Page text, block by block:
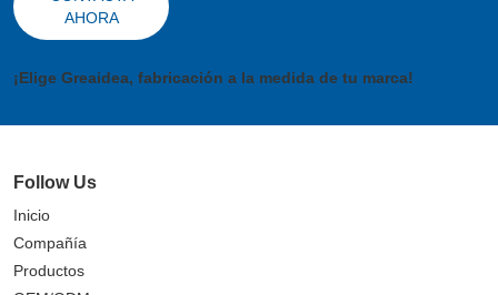
AHORA
¡Elige Greaidea, fabricación a la medida de tu marca!
Follow Us
Inicio
Compañía
Productos